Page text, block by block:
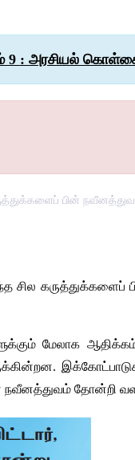
9 : அரசியல்
பின்
சில கருத்துக்களைப்
மேலாக
.
நவீனத்துவம் தோன்றி